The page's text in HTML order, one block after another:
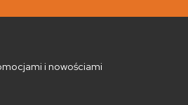
i nowościami